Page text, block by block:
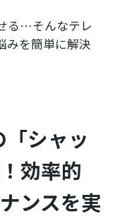
る…そんなテレ
みを簡単に解決
シャッ
効率的
ンスを実